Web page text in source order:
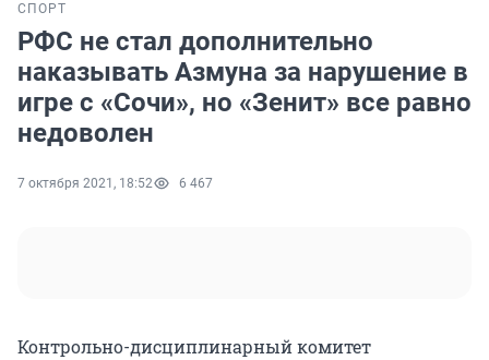
СПОРТ
РФС не стал дополнительно
наказывать Азмуна за нарушение в
игре с «Сочи», но «Зенит» все равно
недоволен
7 октября 2021, 18:52 6 467
Контрольно-дисциплинарный комитет